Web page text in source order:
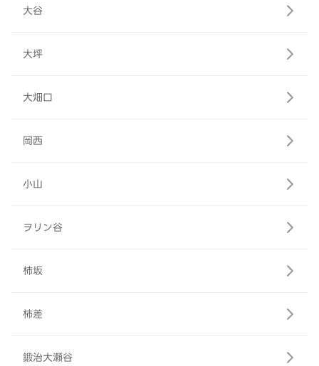
大谷
大坪
大畑口
岡西
小山
ヲリン谷
柿坂
柿差
鍛治大瀬谷